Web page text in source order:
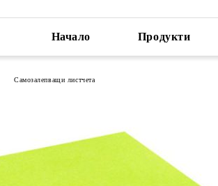
Начало Продукти
Самозалепващи листчета